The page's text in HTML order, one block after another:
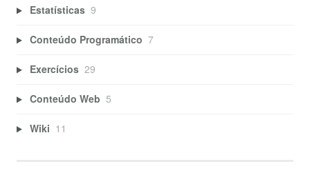
Estatísticas 9
Conteúdo Programático 7
Exercícios 29
Conteúdo Web 5
Wiki 11